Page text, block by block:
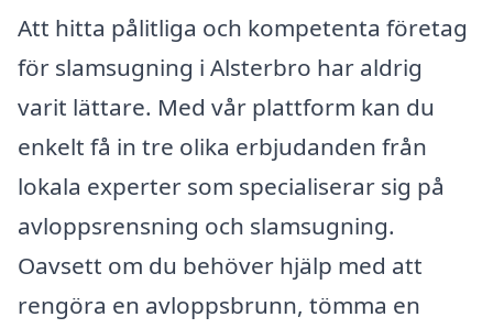
Att hitta pålitliga och kompetenta företag
för slamsugning i Alsterbro har aldrig
varit lättare. Med vår plattform kan du
enkelt få in tre olika erbjudanden från
lokala experter som specialiserar sig på
avloppsrensning och slamsugning.
Oavsett om du behöver hjälp med att
rengöra en avloppsbrunn, tömma en